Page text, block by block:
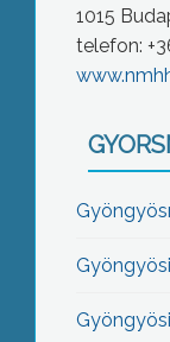
1015
telefon: